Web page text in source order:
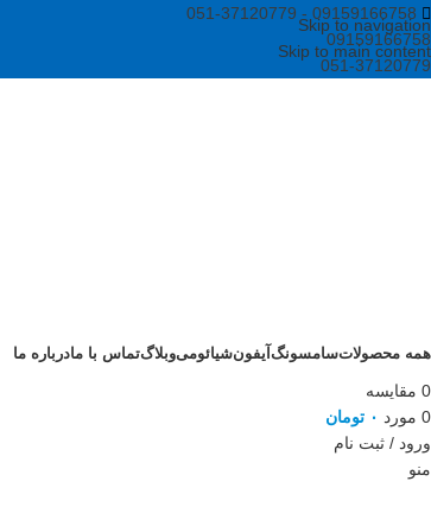
Skip to navigation
Skip to main content
09159166758
051-37120779
همه محصولاتسامسونگآیفونشیائومیوبلاگتماس با مادرباره ما
0 مقايسه
0 مورد ۰ تومان
ورود / ثبت نام
منو